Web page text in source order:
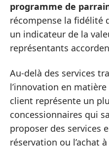
programme de
récompense la fidélité
un indicateur de la
représentants
Au-delà des services
l’innovation en
client représente un
concessionnaires qui
proposer des services
réservation ou l’achat